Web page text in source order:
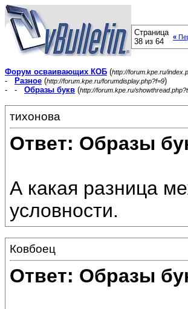
Страница
38 из 64
«
Форум осваивающих КОБ (http://forum.kpe.ru/
-
Разное (http://forum.kpe.ru/forumdisplay.php?f=9)
- - Образы букв (http://forum.kpe.ru/
тихонова
Ответ: Образы
А какая разница
условности.
Ковбоец
Ответ: Образы